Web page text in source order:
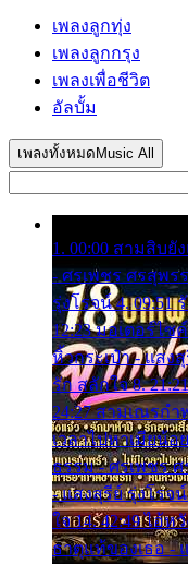
เพลงลูกทุ่ง
เพลงลูกกรุง
เพลงเพื่อชีวิต
อัลบั้ม
เพลงทั้งหมด Music All
1. 00:00 สามสิบยั
- ศรเพชร ศรสุพร
รุ่งโรจน์ 4. 09:51
12:23 มอเตอร์ไซ
หิ้วกระเป๋า - แสง
รัก สลักใจ 8.
24:27 สามเณรกำ
เวลาไปหาเมียน้อ
ธรรม - ศรเพชร
- แสงสุรีย์ รุ่งโรจ
ใจ 14. 42:49 ไอ้
ธาตุแท้ของเธอ -